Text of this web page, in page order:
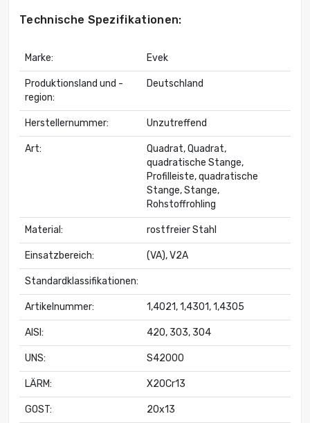
Technische Spezifikationen:
Marke: Evek
Produktionsland und -
region:
Deutschland
Herstellernummer: Unzutreffend
Art:
Quadrat, Quadrat,
quadratische Stange,
Profilleiste, quadratische
Stange, Stange,
Rohstoffrohling
Material: rostfreier Stahl
Einsatzbereich: (VA), V2A
Standardklassifikationen:
Artikelnummer: 1,4021, 1,4301, 1,4305
AISI: 420, 303, 304
UNS: S42000
LÄRM: X20Cr13
GOST: 20x13